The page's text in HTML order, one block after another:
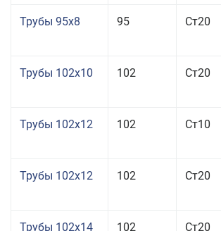
Трубы 95x8 95 Ст20
Трубы 102x10 102 Ст20
Трубы 102x12 102 Ст10
Трубы 102x12 102 Ст20
Трубы 102x14 102 Ст20